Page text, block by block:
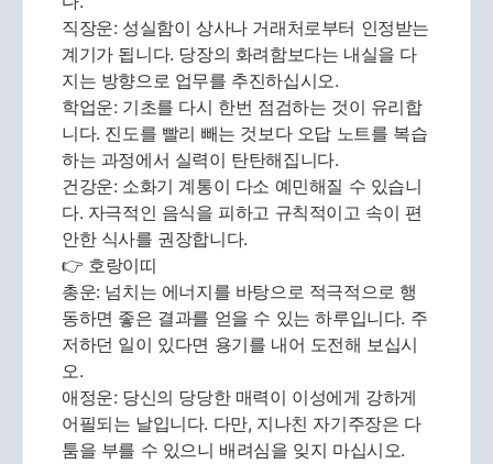
직장운: 성실함이 상사나 거래처로부터 인정받는
계기가 됩니다. 당장의 화려함보다는 내실을 다
지는 방향으로 업무를 추진하십시오.
학업운: 기초를 다시 한번 점검하는 것이 유리합
니다. 진도를 빨리 빼는 것보다 오답 노트를 복습
하는 과정에서 실력이 탄탄해집니다.
건강운: 소화기 계통이 다소 예민해질 수 있습니
다. 자극적인 음식을 피하고 규칙적이고 속이 편
안한 식사를 권장합니다.
👉 호랑이띠
총운: 넘치는 에너지를 바탕으로 적극적으로 행
동하면 좋은 결과를 얻을 수 있는 하루입니다. 주
저하던 일이 있다면 용기를 내어 도전해 보십시
오.
애정운: 당신의 당당한 매력이 이성에게 강하게
어필되는 날입니다. 다만, 지나친 자기주장은 다
툼을 부를 수 있으니 배려심을 잊지 마십시오.